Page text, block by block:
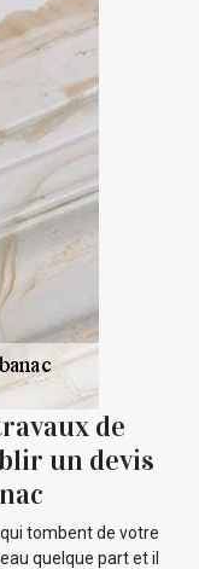
de
un devis
tombent de votre
quelque part et il